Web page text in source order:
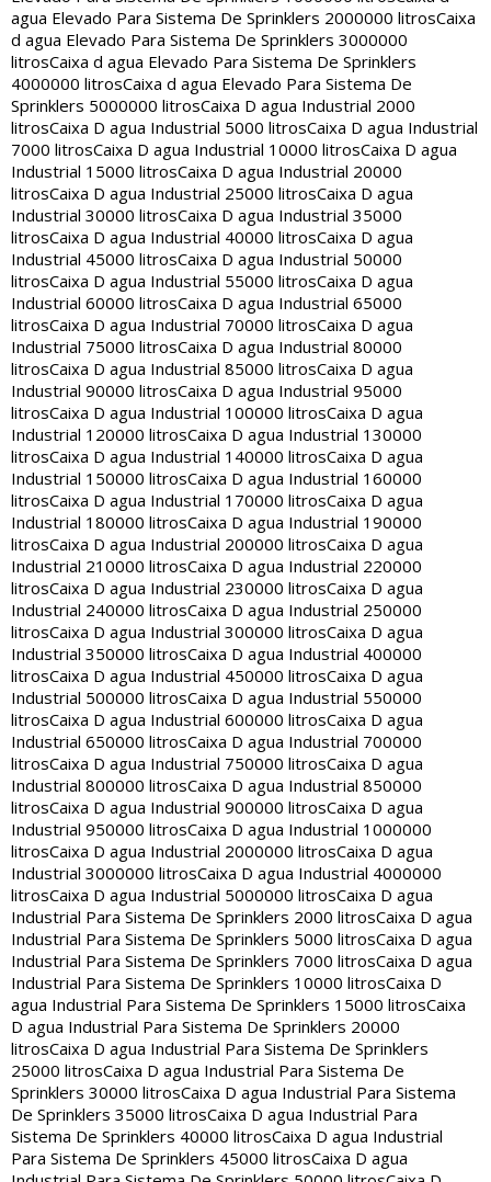
agua Elevado Para Sistema De Sprinklers 2000000 litrosCaixa
d agua Elevado Para Sistema De Sprinklers 3000000
litrosCaixa d agua Elevado Para Sistema De Sprinklers
4000000 litrosCaixa d agua Elevado Para Sistema De
Sprinklers 5000000 litrosCaixa D agua Industrial 2000
litrosCaixa D agua Industrial 5000 litrosCaixa D agua Industrial
7000 litrosCaixa D agua Industrial 10000 litrosCaixa D agua
Industrial 15000 litrosCaixa D agua Industrial 20000
litrosCaixa D agua Industrial 25000 litrosCaixa D agua
Industrial 30000 litrosCaixa D agua Industrial 35000
litrosCaixa D agua Industrial 40000 litrosCaixa D agua
Industrial 45000 litrosCaixa D agua Industrial 50000
litrosCaixa D agua Industrial 55000 litrosCaixa D agua
Industrial 60000 litrosCaixa D agua Industrial 65000
litrosCaixa D agua Industrial 70000 litrosCaixa D agua
Industrial 75000 litrosCaixa D agua Industrial 80000
litrosCaixa D agua Industrial 85000 litrosCaixa D agua
Industrial 90000 litrosCaixa D agua Industrial 95000
litrosCaixa D agua Industrial 100000 litrosCaixa D agua
Industrial 120000 litrosCaixa D agua Industrial 130000
litrosCaixa D agua Industrial 140000 litrosCaixa D agua
Industrial 150000 litrosCaixa D agua Industrial 160000
litrosCaixa D agua Industrial 170000 litrosCaixa D agua
Industrial 180000 litrosCaixa D agua Industrial 190000
litrosCaixa D agua Industrial 200000 litrosCaixa D agua
Industrial 210000 litrosCaixa D agua Industrial 220000
litrosCaixa D agua Industrial 230000 litrosCaixa D agua
Industrial 240000 litrosCaixa D agua Industrial 250000
litrosCaixa D agua Industrial 300000 litrosCaixa D agua
Industrial 350000 litrosCaixa D agua Industrial 400000
litrosCaixa D agua Industrial 450000 litrosCaixa D agua
Industrial 500000 litrosCaixa D agua Industrial 550000
litrosCaixa D agua Industrial 600000 litrosCaixa D agua
Industrial 650000 litrosCaixa D agua Industrial 700000
litrosCaixa D agua Industrial 750000 litrosCaixa D agua
Industrial 800000 litrosCaixa D agua Industrial 850000
litrosCaixa D agua Industrial 900000 litrosCaixa D agua
Industrial 950000 litrosCaixa D agua Industrial 1000000
litrosCaixa D agua Industrial 2000000 litrosCaixa D agua
Industrial 3000000 litrosCaixa D agua Industrial 4000000
litrosCaixa D agua Industrial 5000000 litrosCaixa D agua
Industrial Para Sistema De Sprinklers 2000 litrosCaixa D agua
Industrial Para Sistema De Sprinklers 5000 litrosCaixa D agua
Industrial Para Sistema De Sprinklers 7000 litrosCaixa D agua
Industrial Para Sistema De Sprinklers 10000 litrosCaixa D
agua Industrial Para Sistema De Sprinklers 15000 litrosCaixa
D agua Industrial Para Sistema De Sprinklers 20000
litrosCaixa D agua Industrial Para Sistema De Sprinklers
25000 litrosCaixa D agua Industrial Para Sistema De
Sprinklers 30000 litrosCaixa D agua Industrial Para Sistema
De Sprinklers 35000 litrosCaixa D agua Industrial Para
Sistema De Sprinklers 40000 litrosCaixa D agua Industrial
Para Sistema De Sprinklers 45000 litrosCaixa D agua